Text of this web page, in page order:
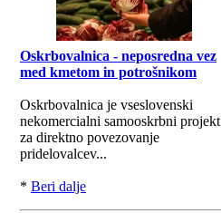
Oskrbovalnica - neposredna vez
med kmetom in potrošnikom
Oskrbovalnica je vseslovenski
nekomercialni samooskrbni projekt
za direktno povezovanje
pridelovalcev...
* Beri dalje